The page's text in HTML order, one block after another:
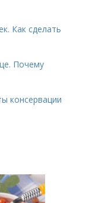
Как сделать
Почему
консервации